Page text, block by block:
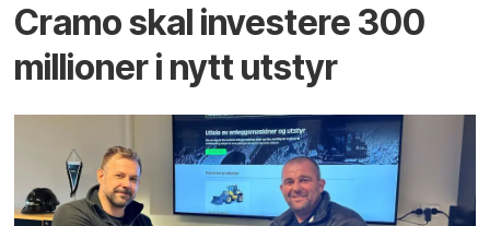
Cramo skal investere 300
millioner i nytt utstyr